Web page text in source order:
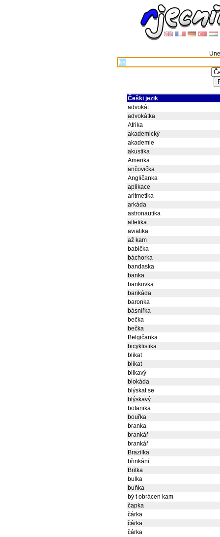
Češki jezik
advokát
advokátka
Afrika
akademický
akademie
akustika
Amerika
ančovička
Angličanka
aplikace
aritmetika
arkáda
astronautika
atletika
aviatika
až kam
babička
báchorka
bandaska
banka
bankovka
barikáda
baronka
básnířka
bečka
bečka
Belgičanka
bicyklistika
blikat
blikat
blikavý
blokáda
blýskat se
blýskavý
botanika
bouřka
branka
brankář
brankář
Brazilka
břinkání
Britka
bulka
buňka
bý t obrácen kam
čapka
čárka
čárka
čárka